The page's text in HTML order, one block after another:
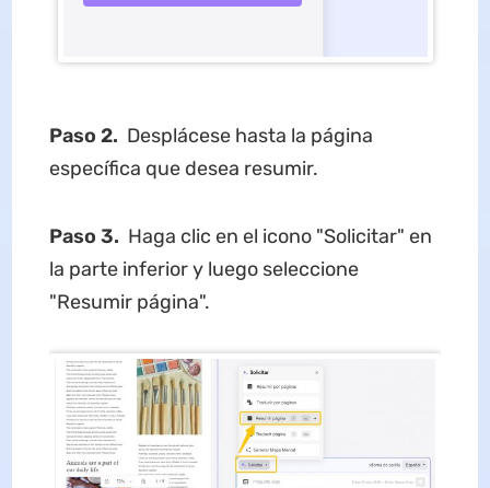
Paso 2. Desplácese hasta la página
específica que desea resumir.
Paso 3. Haga clic en el icono "Solicitar" en
la parte inferior y luego seleccione
"Resumir página".